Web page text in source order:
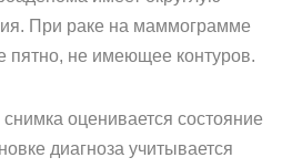
При раке на маммограмме
пятно, не имеющее контуров.
оценивается состояние
диагноза учитывается